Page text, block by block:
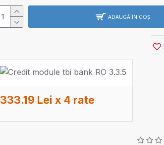
ADAUGĂ ÎN COŞ
333.19 Lei x 4 rate